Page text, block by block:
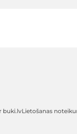
buki.lvLietošanas